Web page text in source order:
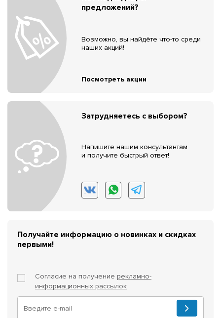
предложений?
Возможно, вы найдёте что-то среди
наших акций!
Посмотреть акции
Затрудняетесь с выбором?
Напишите нашим консультантам
и получите быстрый ответ!
Получайте информацию о новинках и скидках
первыми!
Согласие на получение рекламно-
информационных рассылок